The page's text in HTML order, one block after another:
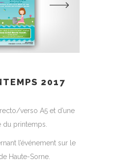
2017
verso A5 et d’une
du printemps.
l’événement sur le
Haute-Sorne.